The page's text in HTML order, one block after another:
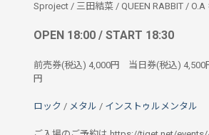
Sproject / 三田結菜 / QUEEN RABBIT / O.A
OPEN 18:00 / START 18:30
前売券(税込) 4,000円 当日券(税込) 4,500
円
ロック / メタル / インストゥルメンタル